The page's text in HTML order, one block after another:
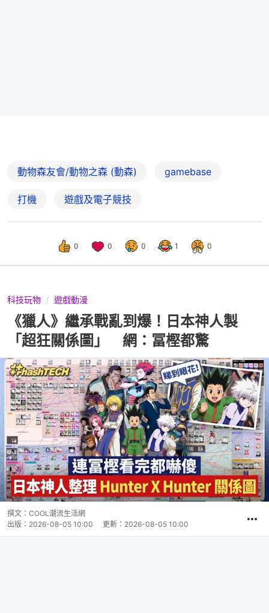
動物森友會/動物之森 (動森) gamebase
打機 遊戲及電子競技
0 0 0 1 0
科技玩物 遊戲動漫
《獵人》繼承戰亂到爆！日本神人製
「超狂關係圖」 網：冨樫都驚
撰文： COOL潮流生活網
出版： 2026-08-05 10:00 更新： 2026-08-05 10:00